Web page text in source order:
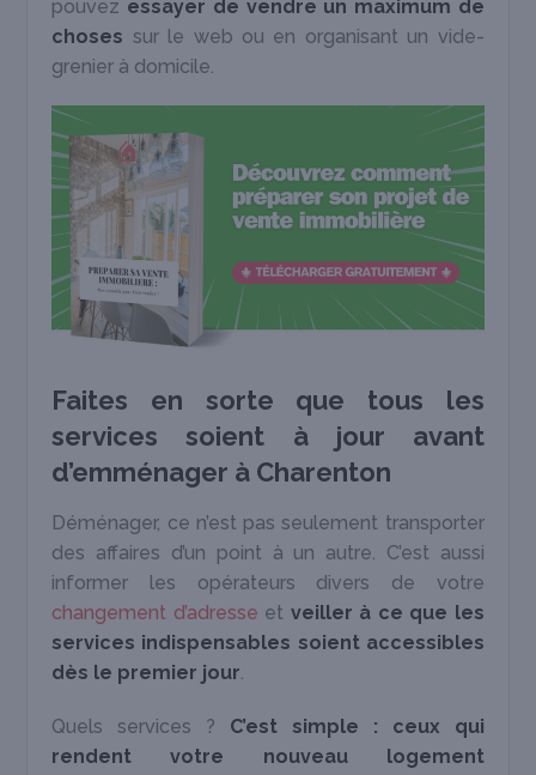
pouvez essayer de vendre un maximum de
choses sur le web ou en organisant un vide-
grenier à domicile.
Faites en sorte que tous les
services soient à jour avant
d’emménager à Charenton
Déménager, ce n’est pas seulement transporter
des affaires d’un point à un autre. C’est aussi
informer les opérateurs divers de votre
changement d’adresse et veiller à ce que les
services indispensables soient accessibles
dès le premier jour
Quels services ? C’est simple : ceux qui
rendent votre nouveau logement